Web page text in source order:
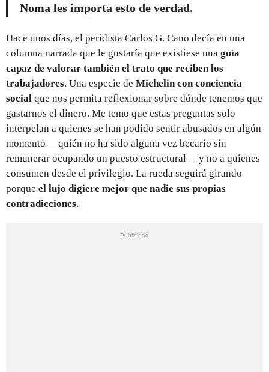
Noma les importa esto de verdad.
Hace unos días, el peridista Carlos G. Cano decía en una
columna narrada que le gustaría que existiese una guía
capaz de valorar también el trato que reciben los
trabajadores. Una especie de Michelin con conciencia
social que nos permita reflexionar sobre dónde tenemos que
gastarnos el dinero. Me temo que estas preguntas solo
interpelan a quienes se han podido sentir abusados en algún
momento —quién no ha sido alguna vez becario sin
remunerar ocupando un puesto estructural— y no a quienes
consumen desde el privilegio. La rueda seguirá girando
porque el lujo digiere mejor que nadie sus propias
contradicciones.